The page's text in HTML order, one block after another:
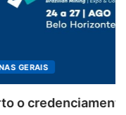
imprensa para a...